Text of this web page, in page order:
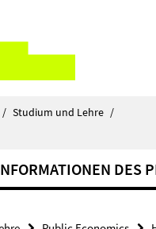
/ Studium und Lehre /
DES